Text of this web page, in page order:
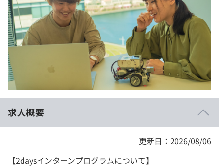
就活成功ガイド
プラン
個人向けプラン
学校向けプラン
契約内容・クーポン
note
求人概要
更新日：2026/08/06
【2daysインターンプログラムについて】